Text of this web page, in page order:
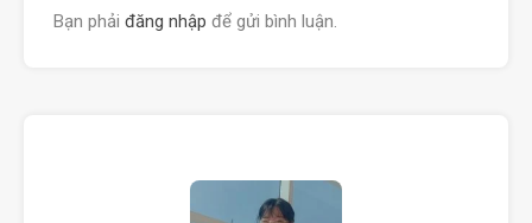
Bạn phải đăng nhập để gửi bình luận.